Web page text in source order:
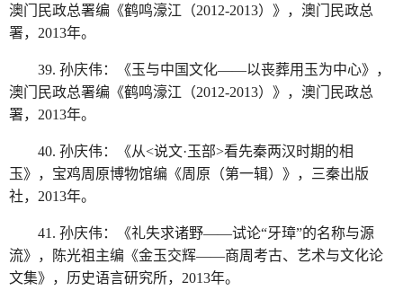
澳门民政总署编《鹤鸣濠江（2012-2013）》，澳门民政总
署，2013年。
39. 孙庆伟：《玉与中国文化——以丧葬用玉为中心》，
澳门民政总署编《鹤鸣濠江（2012-2013）》，澳门民政总
署，2013年。
40. 孙庆伟：《从<说文·玉部>看先秦两汉时期的相
玉》，宝鸡周原博物馆编《周原（第一辑）》，三秦出版
社，2013年。
41. 孙庆伟：《礼失求诸野——试论“牙璋”的名称与源
流》，陈光祖主编《金玉交辉——商周考古、艺术与文化论
文集》，历史语言研究所，2013年。